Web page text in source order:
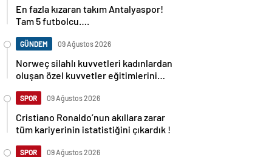
En fazla kızaran takım Antalyaspor!
Tam 5 futbolcu….
GÜNDEM 09 Ağustos 2026
Norweç silahlı kuvvetleri kadınlardan
oluşan özel kuvvetler eğitimlerini
SPOR 09 Ağustos 2026
Cristiano Ronaldo’nun akıllara zarar
tüm kariyerinin istatistiğini çıkardık !
SPOR 09 Ağustos 2026